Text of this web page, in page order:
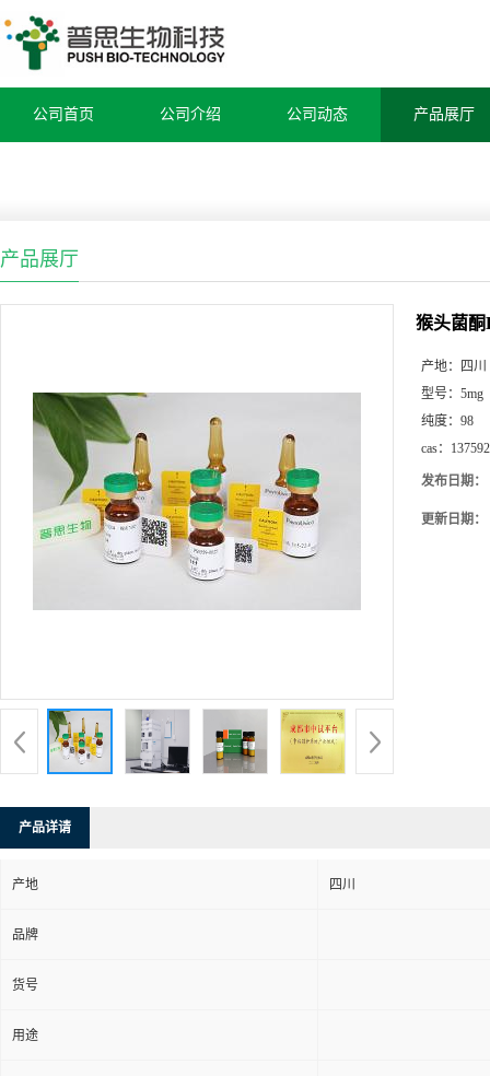
公司首页 公司介绍 公司动态 产品展厅
产品展厅
猴头菌酮
产地：
四川
型号： 5mg
纯度： 98
cas：
发布日期：
更新日期：
产品详请
产地 四川
品牌
货号
用途